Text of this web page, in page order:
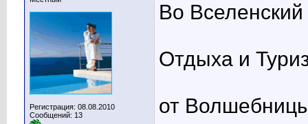
Регистрация: 08.08.2010
Сообщений: 13
Во
Отдыха и
от